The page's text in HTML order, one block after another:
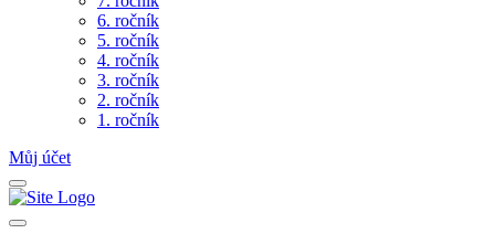
6. ročník
5. ročník
4. ročník
3. ročník
2. ročník
1. ročník
Můj účet